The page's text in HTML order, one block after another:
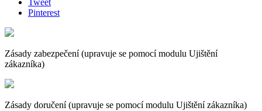
Tweet
Pinterest
Zásady zabezpečení (upravuje se pomocí modulu Ujištění
zákazníka)
Zásady doručení (upravuje se pomocí modulu Ujištění zákazníka)